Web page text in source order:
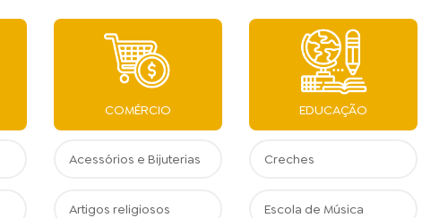
COMÉRCIO
Acessórios e Bijuterias
Artigos religiosos
EDUCAÇÃO
Creches
Escola de Música